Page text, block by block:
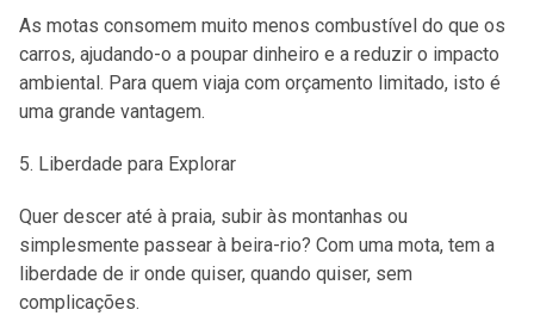
As motas consomem muito menos combustível do que os
carros, ajudando-o a poupar dinheiro e a reduzir o impacto
ambiental. Para quem viaja com orçamento limitado, isto é
uma grande vantagem.
Liberdade para Explorar
Quer descer até à praia, subir às montanhas ou
simplesmente passear à beira-rio? Com uma mota, tem a
liberdade de ir onde quiser, quando quiser, sem
complicações.